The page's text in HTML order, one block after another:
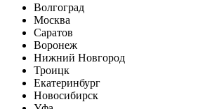
Волгоград
Москва
Саратов
Воронеж
Нижний Новгород
Троицк
Екатеринбург
Новосибирск